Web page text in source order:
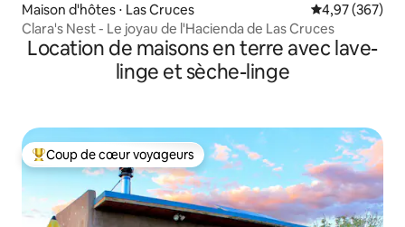
Maison d'hôtes ⋅ Las Cruces Évaluation
4,97 (367)
Clara's Nest - Le joyau de l'Hacienda de Las Cruces
Location de maisons en terre avec lave-
linge et sèche-linge
Coups de cœur voyageurs les plus appréciés
Coup de cœur voyageurs